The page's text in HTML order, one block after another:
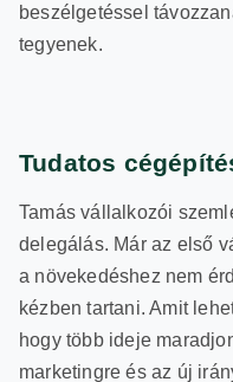
beszélgetéssel
tegyenek.
Tudatos
Tamás vállalkozói
delegálás. Már az első
a növekedéshez nem
kézben tartani. Amit
hogy több ideje
marketingre és az új